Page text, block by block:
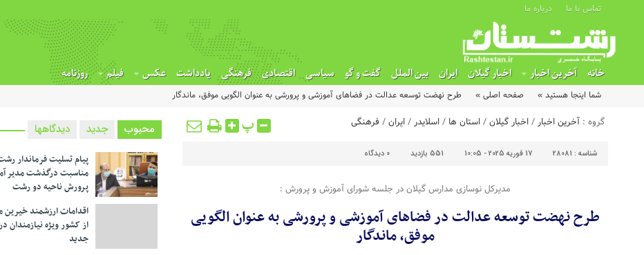
تماس با ما درباره ما
خانه آخرین اخبار اخبار گیلان ایران بین الملل گفت و گو سیاسی اقتصادی فرهنگی یادداشت عکس فیلم روزنامه
شما اینجا هستید » صفحه اصلی » طرح نهضت توسعه عدالت در فضاهای آموزشی و پرورشی به عنوان الگویی موفق، ماندگار
گروه : آخرین اخبار/اخبار گیلان/استان ها /اسلایدر/ایران/ فرهنگی پ
شناسه : 28081 17 فوریه 2025 - 10:05 551 بازدید 0 دیدگاه
مدیرکل نوسازی مدارس گیلان در جلسه شورای آموزش و پرورش :
طرح نهضت توسعه عدالت در فضاهای آموزشی و پرورشی به عنوان الگویی
موفق، ماندگار
محبوب جدید دیدگاهها
پیام تسلیت فرماندار
مناسبت درگذشت مدیر
پرورش ناحیه دو رشت
اقدامات ارزشمند خیرین
از کشور ویژه نیازمندان
جدید